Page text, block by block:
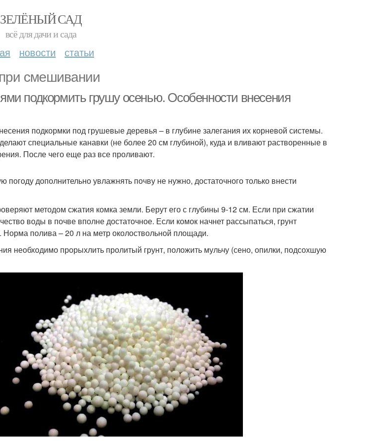
ЗЕЛЁНЫЙ САД
всё для дачи и сада
новости статьи
смешивании
подкормить грушу осенью. Особенности внесения
подкормки под грушевые деревья – в глубине залегания их корневой системы.
специальные канавки (не более 20 см глубиной), куда и вливают растворенные в
После чего еще раз все проливают.
дополнительно увлажнять почву не нужно, достаточного только внести
методом сжатия комка земли. Берут его с глубины 9-12 см. Если при сжатии
воды в почве вполне достаточное. Если комок начнет рассыпаться, грунт
Норма полива – 20 л на метр околоствольной площади.
необходимо прорыхлить пролитый грунт, положить мульчу (сено, опилки, подсохшую